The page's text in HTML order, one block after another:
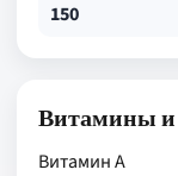
150
Витамины
Витамин А